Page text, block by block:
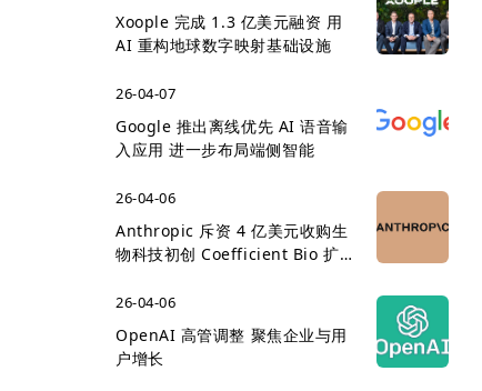
Xoople 完成 1.3 亿美元融资 用
AI 重构地球数字映射基础设施
26-04-07
Google 推出离线优先 AI 语音输
入应用 进一步布局端侧智能
26-04-06
Anthropic 斥资 4 亿美元收购生
物科技初创 Coefficient Bio 扩
26-04-06
OpenAI 高管调整 聚焦企业与用
户增长